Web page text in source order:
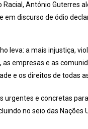
Racial, António Guterres
discurso de ódio
leva: a mais injustiça,
as empresas e as
e os direitos de todas
urgentes e concretas
no seio das Nações